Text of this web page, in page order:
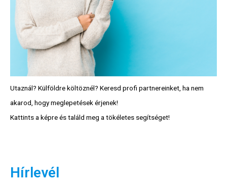
Utaznál? Külföldre költöznél? Keresd profi partnereinket, ha nem
akarod, hogy meglepetések érjenek!
Kattints a képre és találd meg a tökéletes segítséget!
Hírlevél